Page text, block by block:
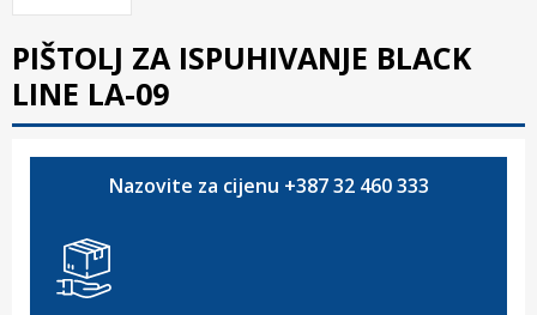
PIŠTOLJ ZA ISPUHIVANJE BLACK
LINE LA-09
Nazovite za cijenu +387 32 460 333